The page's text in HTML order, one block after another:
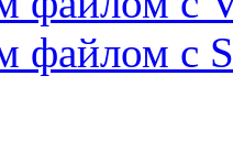
файлом с